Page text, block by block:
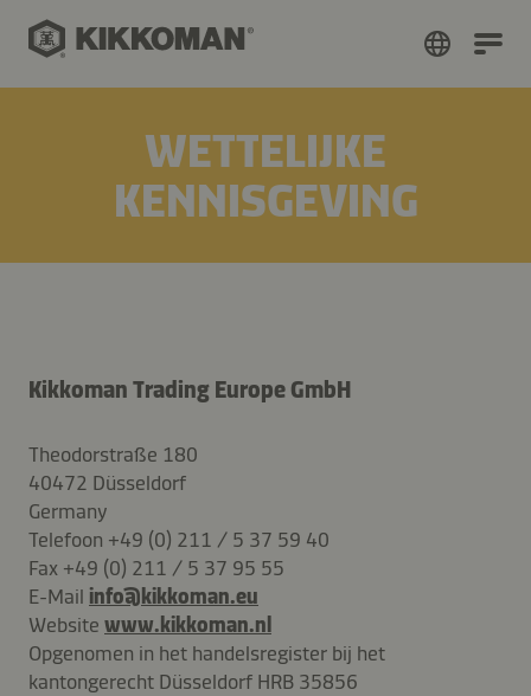
WETTELIJKE
KENNISGEVING
Kikkoman Trading Europe GmbH
Theodorstraße 180
40472 Düsseldorf
Germany
Telefoon +49 (0) 211 / 5 37 59 40
Fax +49 (0) 211 / 5 37 95 55
E-Mail info@kikkoman.eu
Website www.kikkoman.nl
Opgenomen in het handelsregister bij het
kantongerecht Düsseldorf HRB 35856